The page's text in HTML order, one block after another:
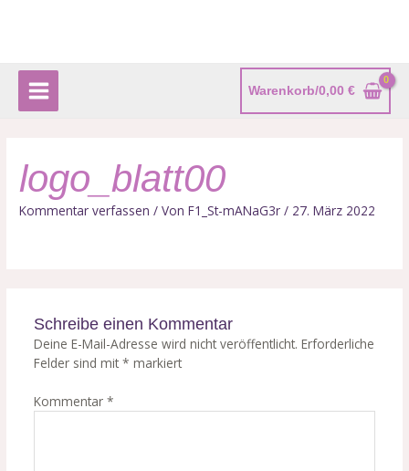
Warenkorb/0,00€
logo_blatt00
Kommentar verfassen / VonF1_St-mANaG3r/ 27. März 2022
Schreibe einen Kommentar
Deine E-Mail-Adresse wird nicht veröffentlicht. Erforderliche
Felder sind mit * markiert
Kommentar *